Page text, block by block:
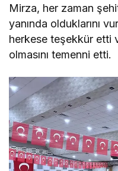
Mirza, her zaman
yanında olduklarını
herkese teşekkür etti
olmasını temenni etti.